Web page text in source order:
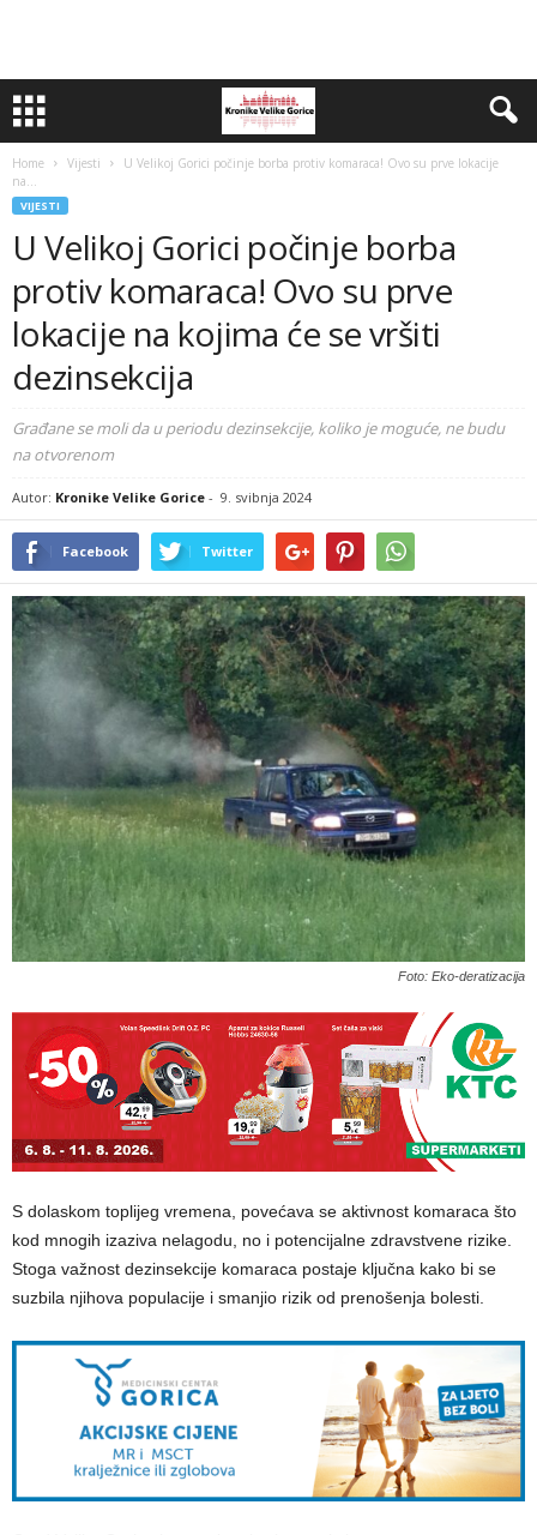
Home Vijesti
U Velikoj Gorici počinje borba protiv komaraca! Ovo su prve lokacije
na...
VIJESTI
U Velikoj Gorici počinje borba
protiv komaraca! Ovo su prve
lokacije na kojima će se vršiti
dezinsekcija
Građane se moli da u periodu dezinsekcije, koliko je moguće, ne budu
na otvorenom
Autor: Kronike Velike Gorice - 9. svibnja 2024
Facebook Twitter
Foto: Eko-deratizacija
S dolaskom toplijeg vremena, povećava se aktivnost komaraca što
kod mnogih izaziva nelagodu, no i potencijalne zdravstvene rizike.
Stoga važnost dezinsekcije komaraca postaje ključna kako bi se
suzbila njihova populacije i smanjio rizik od prenošenja bolesti.